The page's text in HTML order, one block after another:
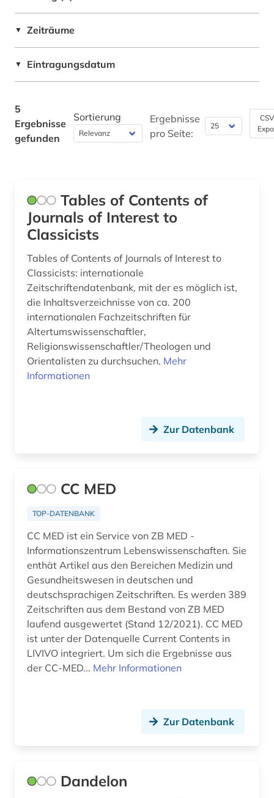
Politologie (0)
Slavistik (0)
Soziologie (0)
Technik (0)
Werkstoffwissenschaften und
Fertigungstechnik (0)
Wirtschaftswissenschaften (0)
Wissenschaftskunde, Forschung, Hochschul-,
Museumswesen (0)
Zeitungen (0)
▼ Zeiträume
▼ Eintragungsdatum
5
Ergebnisse
gefunden
Sortierung
Ergebnisse
pro Seite:
Tables of Contents of
Journals of Interest to
Classicists
Tables of Contents of Journals of Interest to
Classicists: internationale
Zeitschriftendatenbank, mit der es möglich ist,
die Inhaltsverzeichnisse von ca. 200
internationalen Fachzeitschriften für
Altertumswissenschaftler,
Religionswissenschaftler/Theologen und
Orientalisten zu durchsuchen. Mehr
Informationen
Zur Datenbank
CC MED
TOP-DATENBANK
CC MED ist ein Service von ZB MED -
Informationszentrum Lebenswissenschaften. Sie
enthät Artikel aus den Bereichen Medizin und
Gesundheitswesen in deutschen und
deutschsprachigen Zeitschriften. Es werden 389
Zeitschriften aus dem Bestand von ZB MED
laufend ausgewertet (Stand 12/2021). CC MED
ist unter der Datenquelle Current Contents in
LIVIVO integriert. Um sich die Ergebnisse aus
der CC-MED... Mehr Informationen
Zur Datenbank
Dandelon